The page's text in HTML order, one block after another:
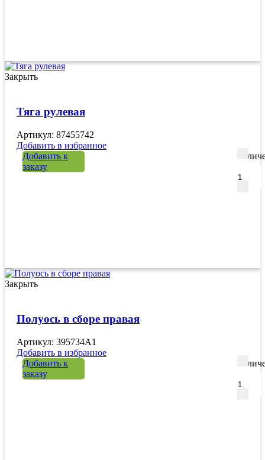
Закрыть
Тяга рулевая
Артикул: 87455742
Добавить в избранное
Добавить к
заказу
Закрыть
Полуось в сборе правая
Артикул: 395734A1
Добавить в избранное
Добавить к
заказу